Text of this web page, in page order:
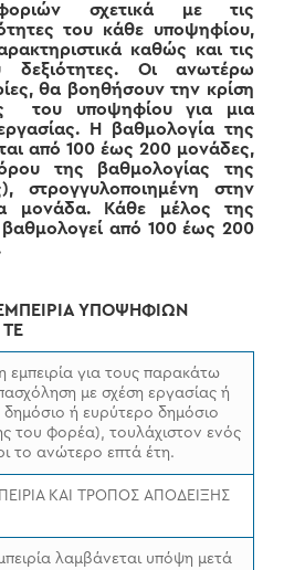
σχετικά με τις
του κάθε υποψηφίου,
καθώς και τις
δεξιότητες. Οι ανωτέρω
θα βοηθήσουν την κρίση
του υποψηφίου για μια
Η βαθμολογία της
από 100 έως 200 μονάδες,
της βαθμολογίας της
στρογγυλοποιημένη στην
μονάδα. Κάθε μέλος της
βαθμολογεί από 100 έως 200
ΥΠΟΨΗΦΙΩΝ
για τους παρακάτω
με σχέση εργασίας ή
ή ευρύτερο δημόσιο
του φορέα), τουλάχιστον ενός
το ανώτερο επτά έτη.
ΚΑΙ ΤΡΟΠΟΣ ΑΠΟΔΕΙΞΗΣ
λαμβάνεται υπόψη μετά